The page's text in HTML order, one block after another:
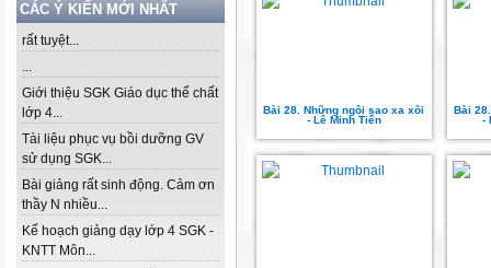
CÁC Ý KIẾN MỚI NHẤT
rất tuyệt...
...
Giới thiệu SGK Giáo dục thể chất
lớp 4...
Tài liệu phục vụ bồi dưỡng GV
sử dụng SGK...
Bài giảng rất sinh động. Cảm ơn
thầy N nhiều...
Kế hoạch giảng dạy lớp 4 SGK -
KNTT Môn...
Bài 28. Những ngôi sao xa xôi
- Lê Minh Tiến
Bài
-